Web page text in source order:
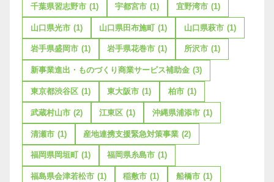
千葉県習志野市 (1) 宇都宮市 (1) 宜野湾市 (1)
山口県光市 (1) 山口県田布施町 (1) 山口県萩市 (1)
岩手県盛岡市 (1) 岩手県花巻市 (1) 所沢市 (1)
新事業進出・ものづくり商業サービス補助金 (3)
東京都渋谷区 (1) 東大阪市 (1) 柏市 (1)
武蔵村山市 (2) 江東区 (1) 沖縄県浦添市 (1)
清瀬市 (1) 産地連携支援緊急対策事業 (2)
福岡県岡垣町 (1) 福岡県糸島市 (1)
福島県会津若松市 (1) 稲敷市 (1) 船橋市 (1)